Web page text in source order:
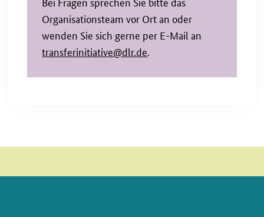
Organisationsteam vor Ort an oder
wenden Sie sich gerne per E-Mail an
transferinitiative@dlr.de